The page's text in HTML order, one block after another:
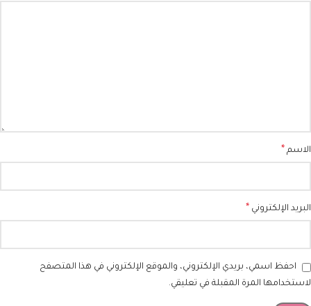
الاسم *
البريد الإلكتروني *
احفظ اسمي، بريدي الإلكتروني، والموقع الإلكتروني في هذا المتصفح
لاستخدامها المرة المقبلة في تعليقي.